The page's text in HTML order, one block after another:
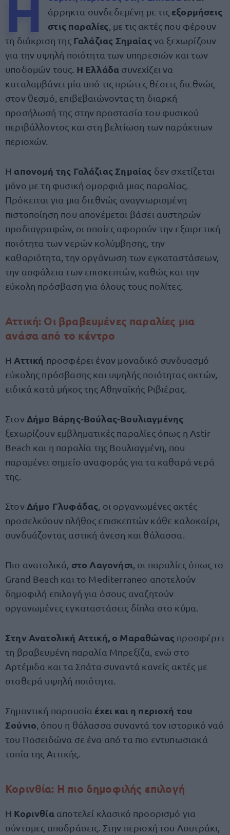
Η
άρρηκτα συνδεδεμένη με τις εξορμήσεις
στις παραλίες , με τις ακτές που φέρουν
τη διάκριση της Γαλάζιας Σημαίας να ξεχωρίζουν
για την υψηλή ποιότητα των υπηρεσιών και των
υποδομών τους. Η Ελλάδα συνεχίζει να
καταλαμβάνει μία από τις πρώτες θέσεις διεθνώς
στον θεσμό, επιβεβαιώνοντας τη διαρκή
προσήλωσή της στην προστασία του φυσικού
περιβάλλοντος και στη βελτίωση των παράκτιων
περιοχών.
Η απονομή της Γαλάζιας Σημαίας δεν σχετίζεται
μόνο με τη φυσική ομορφιά μιας παραλίας.
Πρόκειται για μια διεθνώς αναγνωρισμένη
πιστοποίηση που απονέμεται βάσει αυστηρών
προδιαγραφών, οι οποίες αφορούν την εξαιρετική
ποιότητα των νερών κολύμβησης, την
καθαριότητα, την οργάνωση των εγκαταστάσεων,
την ασφάλεια των επισκεπτών, καθώς και την
εύκολη πρόσβαση για όλους τους πολίτες.
Αττική: Οι βραβευμένες παραλίες μια
ανάσα από το κέντρο
Η Αττική προσφέρει έναν μοναδικό συνδυασμό
εύκολης πρόσβασης και υψηλής ποιότητας ακτών,
ειδικά κατά μήκος της Αθηναϊκής Ριβιέρας.
ΣτονΔήμο Βάρης-Βούλας-Βουλιαγμένης
ξεχωρίζουν εμβληματικές παραλίες όπως η Astir
Beach και η παραλία της Βουλιαγμένη, που
παραμένει σημείο αναφοράς για τα καθαρά νερά
της.
Στον Δήμο Γλυφάδας , οι οργανωμένες ακτές
προσελκύουν πλήθος επισκεπτών κάθε καλοκαίρι,
συνδυάζοντας αστική άνεση και θάλασσα.
Πιο ανατολικά, στο Λαγονήσι , οι παραλίες όπως το
Grand Beach και το Mediterraneo αποτελούν
δημοφιλή επιλογή για όσους αναζητούν
οργανωμένες εγκαταστάσεις δίπλα στο κύμα.
Στην Ανατολική Αττική, ο Μαραθώνας προσφέρει
τη βραβευμένη παραλία Μπρεξίζα, ενώ στο
Αρτέμιδα και τα Σπάτα συναντά κανείς ακτές με
σταθερά υψηλή ποιότητα.
Σημαντική παρουσία έχει και η περιοχή του
Σούνιο , όπου η θάλασσα συναντά τον ιστορικό ναό
του Ποσειδώνα σε ένα από τα πιο εντυπωσιακά
τοπία της Αττικής.
Κορινθία: Η πιο δημοφιλής επιλογή
Η Κορινθία αποτελεί κλασικό προορισμό για
σύντομες αποδράσεις. Στην περιοχή του Λουτράκι,